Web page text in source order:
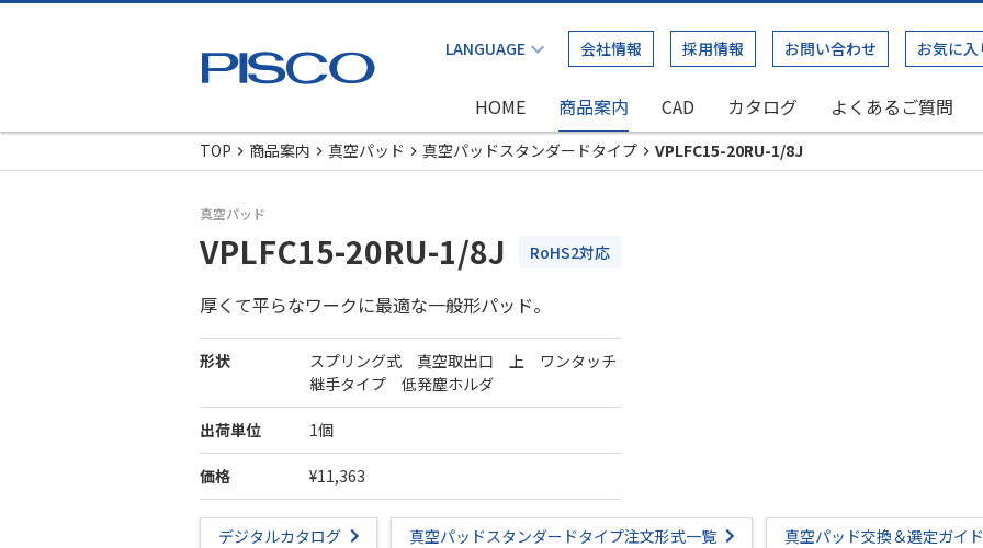
会社情報 採用情報 お問い合わせ お気に入
HOME 商品案内 CAD カタログ よくあるご質問
TOP
商品案内 真空パッド 真空パッドスタンダードタイプ VPLFC15-20RU-1/8J
真空パッド
VPLFC15-20RU-1/8J RoHS2対応
厚くて平らなワークに最適な一般形パッド。
形状
スプリング式 真空取出口 上 ワンタッチ
継手タイプ 低発塵ホルダ
出荷単位 1個
価格 ¥11,363
デジタルカタログ 真空パッドスタンダードタイプ注文形式一覧
真空パッド交換＆選定ガイド